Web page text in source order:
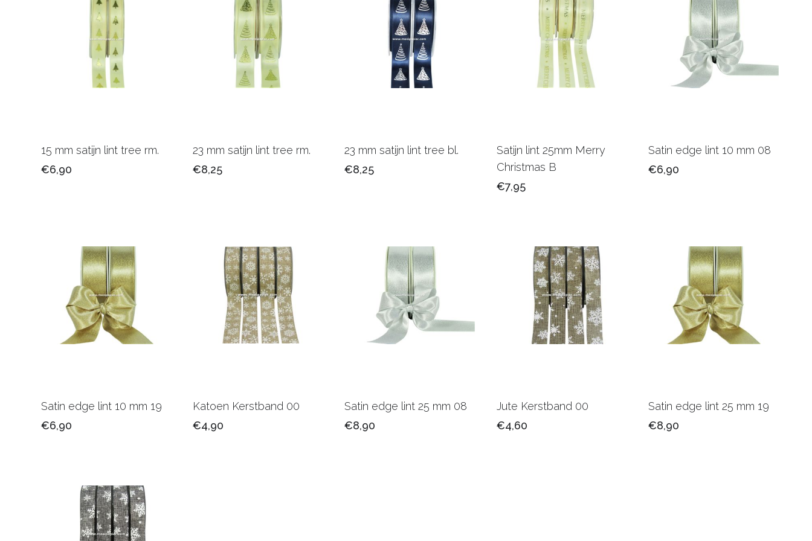
15 mm satijn lint tree rm.
€6,90
23 mm satijn lint tree rm.
€8,25
23 mm satijn lint tree bl.
€8,25
Satijn lint 25mm Merry
Christmas B
€7,95
Satin edge lint 10 mm 08
€6,90
Satin edge lint 10 mm 19
€6,90
Katoen Kerstband 00
€4,90
Satin edge lint 25 mm 08
€8,90
Jute Kerstband 00
€4,60
Satin edge lint 25 mm 19
€8,90